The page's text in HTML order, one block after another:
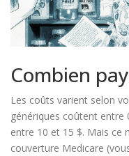
Combien
Les coûts varient selon
génériques coûtent
entre 10 et 15 $. Mais ce
couverture Medicare